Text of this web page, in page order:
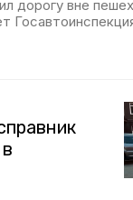
дорогу вне